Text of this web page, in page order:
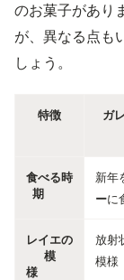
のお菓子があり
が、異なる点も
しょう。
特徴 ガ
食べる時
期
新年
ーに
レイエの
模
様
放射
模様